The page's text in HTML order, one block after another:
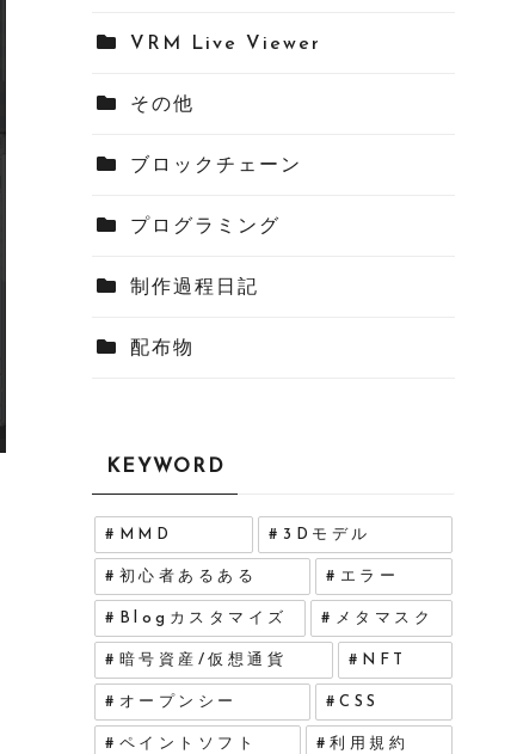
VRM Live Viewer
その他
ブロックチェーン
プログラミング
制作過程日記
配布物
KEYWORD
MMD 3Dモデル
初心者あるある エラー
Blogカスタマイズ メタマスク
暗号資産/仮想通貨 NFT
オープンシー CSS
ペイントソフト 利用規約